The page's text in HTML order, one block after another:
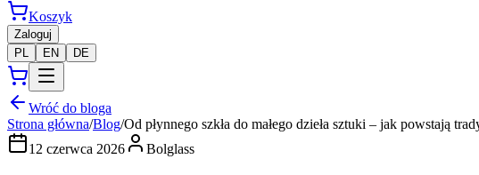
Koszyk
Zaloguj
PL
EN DE
Wróć do bloga
Strona główna/Blog/Od płynnego szkła do małego dzieła sztuki – jak powstają
12 czerwca 2026
Bolglass